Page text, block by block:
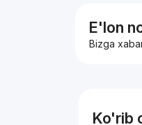
E'lon
Bizga
Ko'rib